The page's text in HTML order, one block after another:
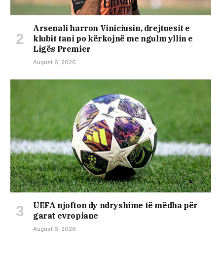
Arsenali harron Viniciusin, drejtuesit e
klubit tani po kërkojnë me ngulm yllin e
Ligës Premier
August 6, 2026
UEFA njofton dy ndryshime të mëdha për
garat evropiane
August 6, 2026